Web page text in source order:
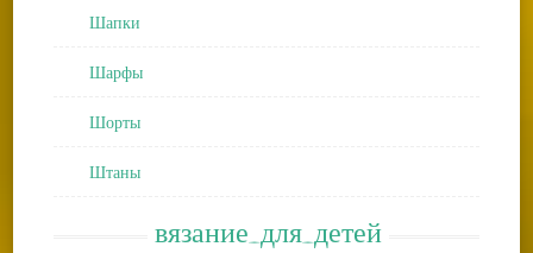
Шапки
Шарфы
Шорты
Штаны
вязание_для_детей